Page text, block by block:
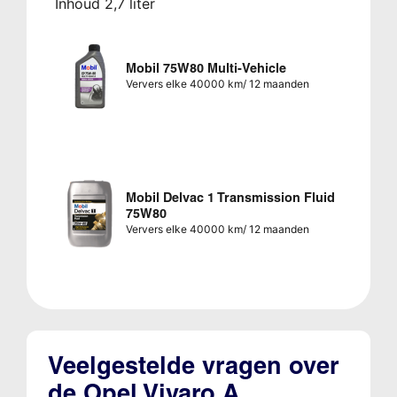
Mobil 75W80 Multi-Vehicle
Ververs elke 40000 km/ 12 maanden
Mobil Delvac 1 Transmission Fluid
75W80
Ververs elke 40000 km/ 12 maanden
Veelgestelde vragen over